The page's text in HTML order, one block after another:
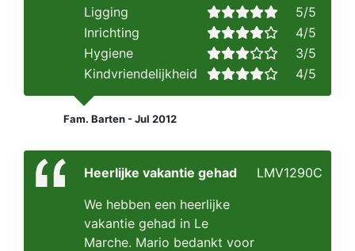
Ligging
5/5
Inrichting
4/5
Hygiene
3/5
Kindvriendelijkheid
4/5
Fam. Barten - Jul 2012
Heerlijke vakantie gehad
We hebben een heerlijke
vakantie gehad in Le
Marche. Mario bedankt voor
LMV1290C